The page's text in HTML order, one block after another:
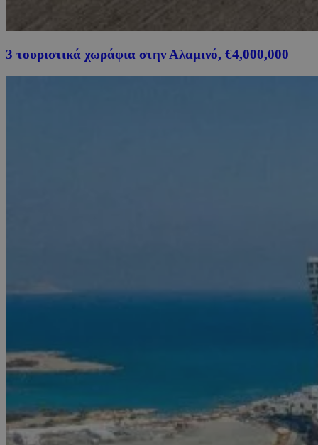
3 τουριστικά χωράφια στην Αλαμινό, €4,000,000